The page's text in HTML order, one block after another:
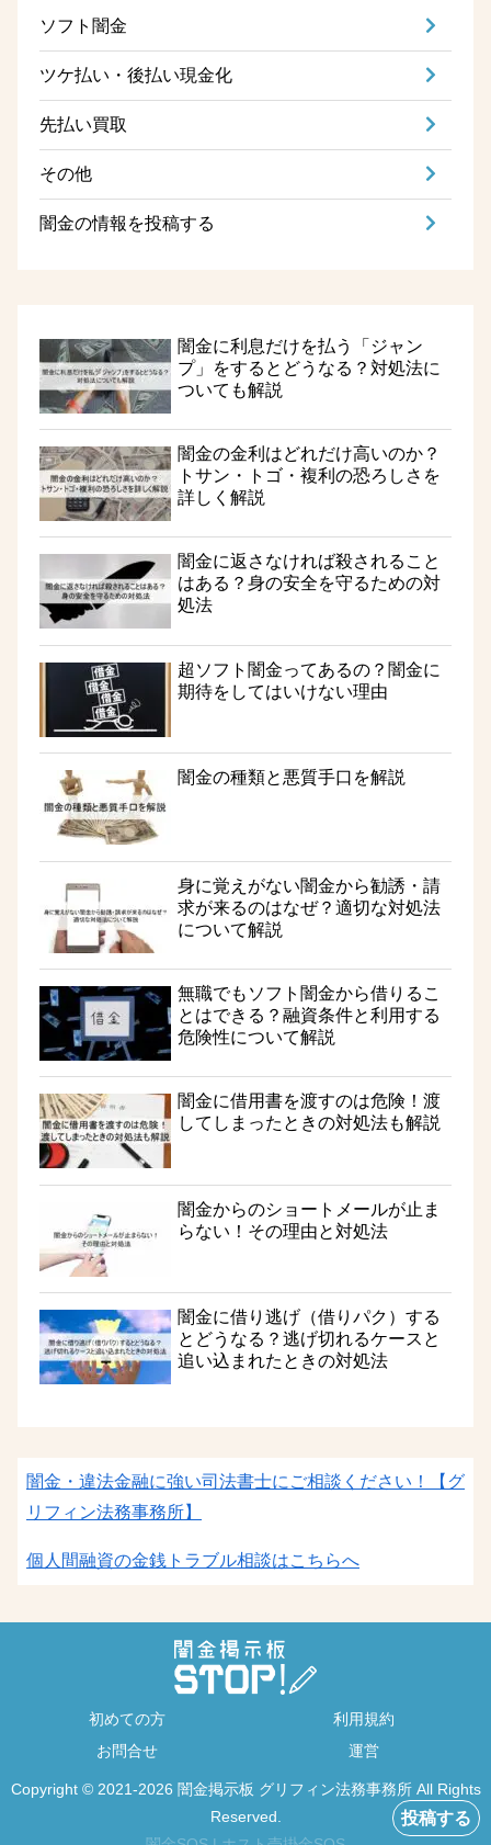
ソフト闇金
ツケ払い・後払い現金化
先払い買取
その他
闇金の情報を投稿する
闇金に利息だけを払う「ジャン
プ」をするとどうなる？対処法に
ついても解説
闇金の金利はどれだけ高いのか？
トサン・トゴ・複利の恐ろしさを
詳しく解説
闇金に返さなければ殺されること
はある？身の安全を守るための対
処法
超ソフト闇金ってあるの？闇金に
期待をしてはいけない理由
闇金の種類と悪質手口を解説
身に覚えがない闇金から勧誘・請
求が来るのはなぜ？適切な対処法
について解説
無職でもソフト闇金から借りるこ
とはできる？融資条件と利用する
危険性について解説
闇金に借用書を渡すのは危険！渡
してしまったときの対処法も解説
闇金からのショートメールが止ま
らない！その理由と対処法
闇金に借り逃げ（借りパク）する
とどうなる？逃げ切れるケースと
追い込まれたときの対処法
闇金・違法金融に強い司法書士にご相談ください！
【グ
リフィン法務事務所】
個人間融資の金銭トラブル相談はこちらへ
初めての方
利用規約
お問合せ
運営
Copyright © 2021-2026 闇金掲示板 グリフィン法務事務所 All Rights
Reserved.
投稿する